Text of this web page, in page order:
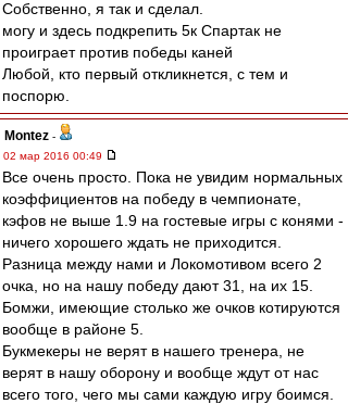
Собственно, я так и сделал.
могу и здесь подкрепить 5к Спартак не
проиграет против победы каней
Любой, кто первый откликнется, с тем и
поспорю.
Montez -
02 мар 2016 00:49
Все очень просто. Пока не увидим нормальных
коэффициентов на победу в чемпионате,
кэфов не выше 1.9 на гостевые игры с конями -
ничего хорошего ждать не приходится.
Разница между нами и Локомотивом всего 2
очка, но на нашу победу дают 31, на их 15.
Бомжи, имеющие столько же очков котируются
вообще в районе 5.
Букмекеры не верят в нашего тренера, не
верят в нашу оборону и вообще ждут от нас
всего того, чего мы сами каждую игру боимся.